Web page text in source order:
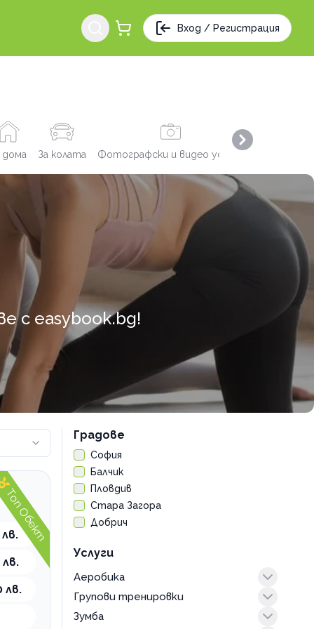
Вход / Регистрация
дома За колата Фотографски и видео услуги
Next slide
с easybook.bg!
лв.
Топ Обект
Градове
София
Балчик
Пловдив
Стара Загора
Добрич
Услуги
Аеробика
интензивна
класическа
Групови тренировки
aero dance тренировка
Зумба